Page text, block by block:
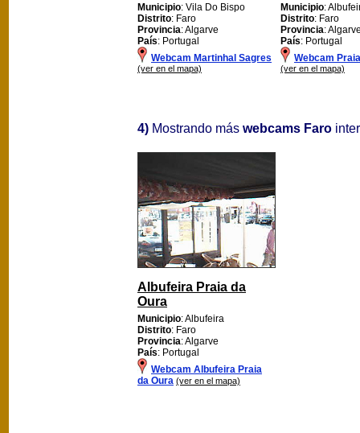
Municipio: Vila Do Bispo
Distrito: Faro
Provincia: Algarve
País: Portugal
Webcam Martinhal Sagres
(ver en el mapa)
Municipio:
Distrito: Faro
Provincia:
País: Portugal
Webcam
(ver en el mapa)
4) Mostrando más webcams Faro
Albufeira Praia da
Oura
Municipio: Albufeira
Distrito: Faro
Provincia: Algarve
País: Portugal
Webcam Albufeira Praia
da Oura (ver en el mapa)